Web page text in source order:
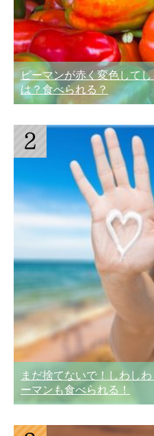
ピーマンが赤く変色して
は？食べられる？
まだ捨てないで！しわし
ーマンも食べられる！